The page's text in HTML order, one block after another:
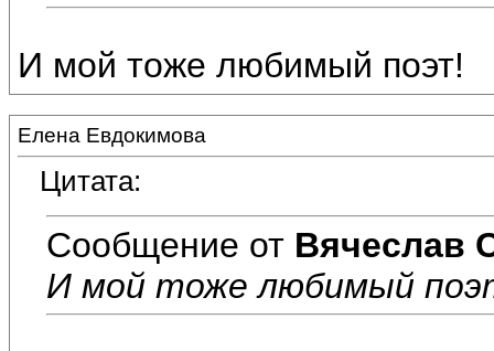
И мой тоже любимый поэт!
Елена Евдокимова
Цитата:
Сообщение от Вячеслав
И мой тоже любимый